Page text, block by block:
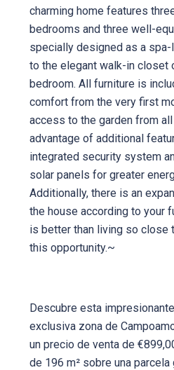
charming home features
bedrooms and three well-
specially designed as a
to the elegant walk-in closet
bedroom. All furniture is
comfort from the very first
access to the garden from
advantage of additional
integrated security system
solar panels for greater
Additionally, there is an
the house according to your
is better than living so close
this opportunity.~
Descubre esta
exclusiva zona de
un precio de venta de
de 196 m² sobre una